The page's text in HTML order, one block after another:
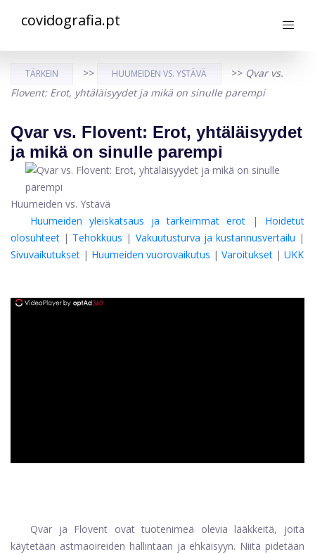
covidografia.pt
TÄRKEIN >> HUUMEIDEN VS. YSTÄVÄ >> Qvar vs.
Flovent: Erot, yhtäläisyydet ja mikä on sinulle parempi
Qvar vs. Flovent: Erot, yhtäläisyydet
ja mikä on sinulle parempi
Huumeiden vs. Ystävä
Huumeiden yleiskatsaus ja tärkeimmät erot | Hoidetut
olosuhteet | Tehokkuus | Vakuutusturva ja kustannusvertailu |
Sivuvaikutukset | Huumeiden vuorovaikutus | Varoitukset | UKK
Qvar ja Flovent ovat tuotenimeä olevia lääkkeitä, joita
käytetään astmaoireiden hallintaan ja ehkäisyyn. Niitä pidetään